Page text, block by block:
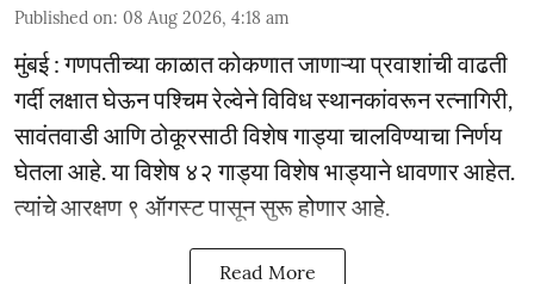
Published on: 08 Aug 2026, 4:18 am
मुंबई : गणपतीच्या काळात कोकणात जाणाऱ्या प्रवाशांची वाढती
गर्दी लक्षात घेऊन पश्चिम रेल्वेने विविध स्थानकांवरून रत्नागिरी,
सावंतवाडी आणि ठोकूरसाठी विशेष गाड्या चालविण्याचा निर्णय
घेतला आहे. या विशेष ४२ गाड्या विशेष भाड्याने धावणार आहेत.
त्यांचे आरक्षण ९ ऑगस्ट पासून सुरू होणार आहे.
Read More